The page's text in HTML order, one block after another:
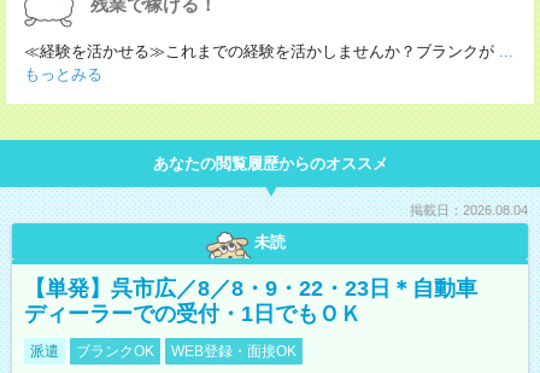
残業で稼げる！
≪経験を活かせる≫これまでの経験を活かしませんか？ブランクが ...
もっとみる
あなたの閲覧履歴からのオススメ
掲載日：2026.08.04
未読
【単発】呉市広／8／8・9・22・23日＊自動車
ディーラーでの受付・1日でもＯＫ
派遣 ブランクOK WEB登録・面接OK